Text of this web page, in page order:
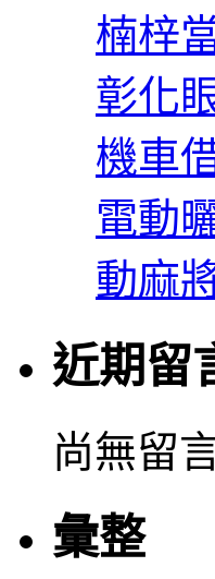
楠梓
彰化
機車
電動
動麻
近期留
尚無留
彙整